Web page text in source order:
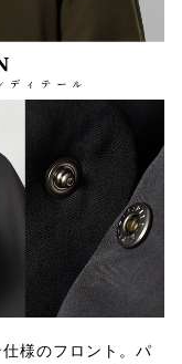
様のフロント。パ